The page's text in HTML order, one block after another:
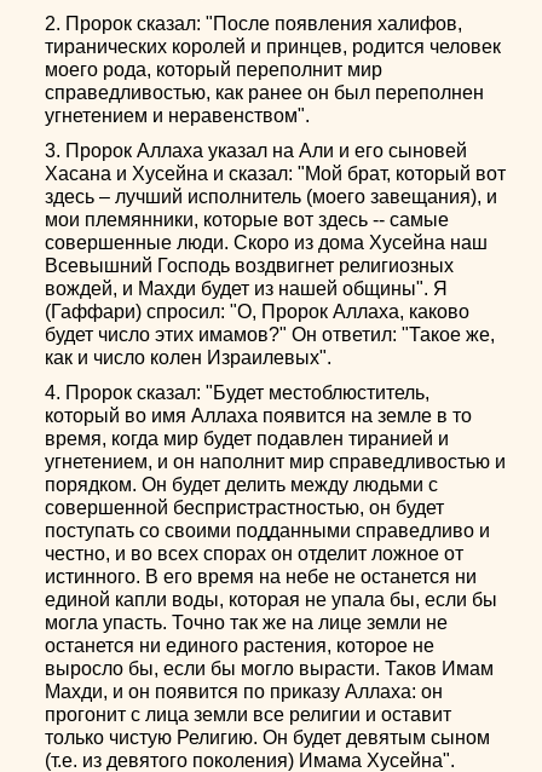
2. Пророк сказал: "После появления халифов,
тиранических королей и принцев, родится человек
моего рода, который переполнит мир
справедливостью, как ранее он был переполнен
угнетением и неравенством".
3. Пророк Аллаха указал на Али и его сыновей
Хасана и Хусейна и сказал: "Мой брат, который вот
здесь – лучший исполнитель (моего завещания), и
мои племянники, которые вот здесь -- самые
совершенные люди. Скоро из дома Хусейна наш
Всевышний Господь воздвигнет религиозных
вождей, и Махди будет из нашей общины". Я
(Гаффари) спросил: "О, Пророк Аллаха, каково
будет число этих имамов?" Он ответил: "Такое же,
как и число колен Израилевых".
4. Пророк сказал: "Будет местоблюститель,
который во имя Аллаха появится на земле в то
время, когда мир будет подавлен тиранией и
угнетением, и он наполнит мир справедливостью и
порядком. Он будет делить между людьми с
совершенной беспристрастностью, он будет
поступать со своими подданными справедливо и
честно, и во всех спорах он отделит ложное от
истинного. В его время на небе не останется ни
единой капли воды, которая не упала бы, если бы
могла упасть. Точно так же на лице земли не
останется ни единого растения, которое не
выросло бы, если бы могло вырасти. Таков Имам
Махди, и он появится по приказу Аллаха: он
прогонит с лица земли все религии и оставит
только чистую Религию. Он будет девятым сыном
(т.е. из девятого поколения) Имама Хусейна".